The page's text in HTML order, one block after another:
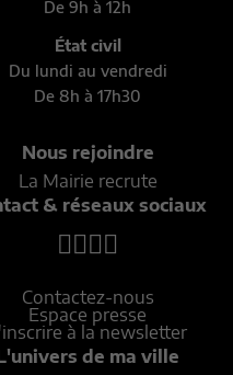
De 9h à 12h
État civil
Du lundi au vendredi
De 8h à 17h30
Nous rejoindre
La Mairie recrute
& réseaux sociaux
Contactez-nous
Espace presse
à la newsletter
de ma ville